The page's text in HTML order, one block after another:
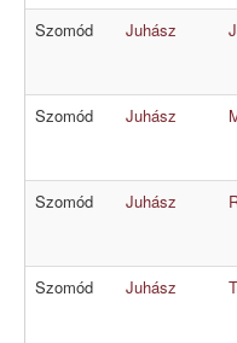
Szomód Juhász
Szomód Juhász
Szomód Juhász
Szomód Juhász